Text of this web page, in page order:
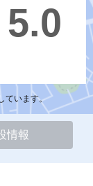
5.0
ています。
情報